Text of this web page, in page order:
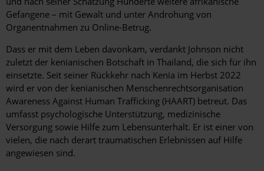
Gefangene – mit Gewalt und unter Androhung von
Organentnahmen zu ­Online-Betrug.
Dass er mit dem Leben davonkam, verdankt Johnson nicht
zuletzt der kenianischen Botschaft in Thailand, die sich für ihn
einsetzte. Seit seiner Rückkehr nach Kenia im Herbst 2022
wird er von der kenianischen Menschenrechtsorganisation
Awareness Against Human Trafficking (HAART) betreut. Das
umfasst psychologische Unterstützung, medizinische
Versorgung sowie Hilfe zum Lebensunterhalt. Er ist einer von
vielen, die nach derart traumatischen Erlebnissen auf Hilfe
angewiesen sind.